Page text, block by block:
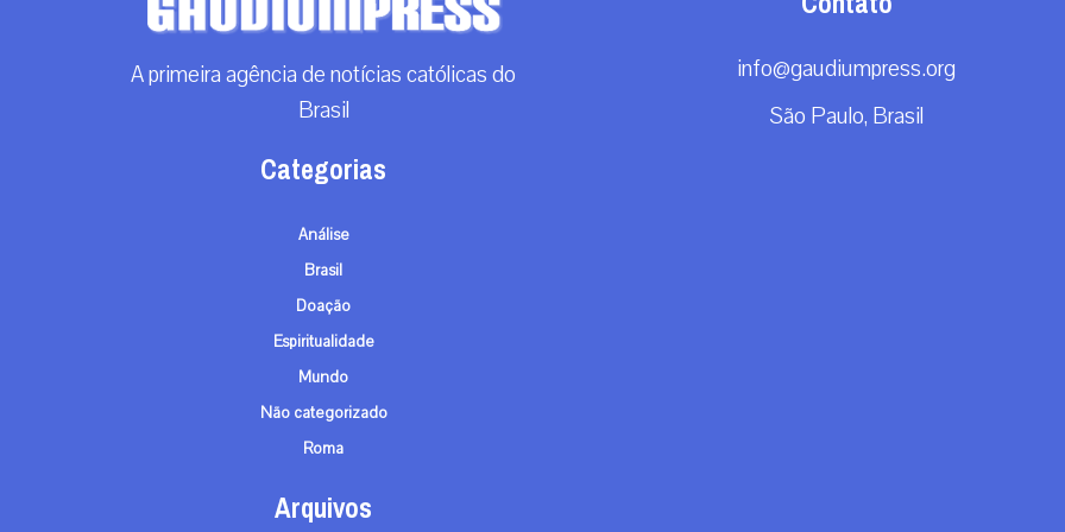
A primeira agência de notícias católicas do
Brasil
Categorias
Análise
Brasil
Doação
Espiritualidade
Mundo
Não categorizado
Roma
Arquivos
info@gaudiumpress.org
São Paulo, Brasil